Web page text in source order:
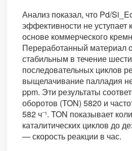
Анализ показал, что Pd/
эффективности не уступает
основе коммерческого
Переработанный материал
стабильным в течение шести
последовательных циклов
выщелачивание палладия
ppm. Эти результаты
оборотов (TON) 5820 и
582 ч⁻¹. TON показывает
каталитических циклов до
— скорость реакции в час.